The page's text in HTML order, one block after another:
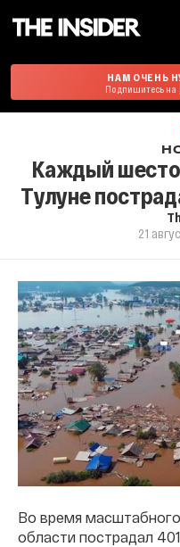
НАМ ОЧЕНЬ
Подпишитесь на
Каждый
Тулуне
21
Во время
области пострадал